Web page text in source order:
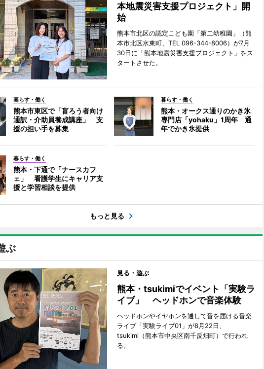
本地震災害支援プロジェクト」開
始
熊本市北区の認定こども園「第二幼稚園」（熊
本市北区水東町、TEL 096-344-8006）が7月
30日に「熊本地震災害支援プロジェクト」をス
タートさせた。
暮らす・働く
熊本市東区で「盲ろう者向け
通訳・介助員養成講座」 支
援の担い手を募集
暮らす・働く
熊本・オークス通りのかき氷
専門店「yohaku」1周年 通
年でかき氷提供
暮らす・働く
熊本・下通で「ナースカフ
ェ」 看護学生にキャリア支
援と学習相談を提供
もっと見る
ぶ
見る・遊ぶ
熊本・tsukimiでイベント「実験ラ
イブ」 ヘッドホンで音楽体験
ヘッドホンやイヤホンを通して音を届ける音楽
ライブ「実験ライブ01」が8月22日、
tsukimi（熊本市中央区南千反畑町）で行われ
る。